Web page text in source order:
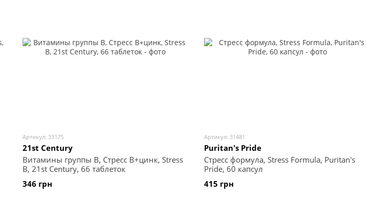
Артикул: 33175
21st Century
Витамины группы В, Стресс В+цинк, Stress
B, 21st Century, 66 таблеток
346 грн
Артикул: 31481
Puritan's Pride
Стресс формула, Stress Formula, Puritan's
Pride, 60 капсул
415 грн